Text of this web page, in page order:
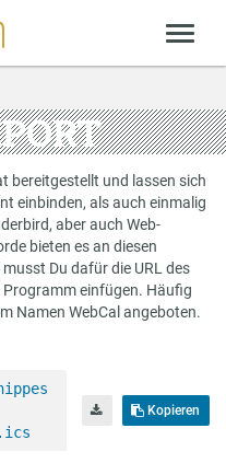
bereitgestellt und lassen sich
einbinden, als auch einmalig
aber auch Web-
bieten es an diesen
Du dafür die URL des
Programm einfügen. Häufig
Namen WebCal angeboten.
Kopieren